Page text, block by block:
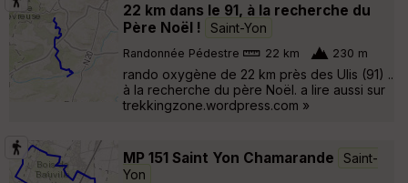
22 km dans le 91, à la recherche du
Père Noël !
Saint-Yon
Randonnée Pédestre 22 km 230 m
rando oxygène de 22 km près des Ulis (91) ..
à la recherche du père Noël. a lire aussi sur
trekkingzone.wordpress.com »
MP 151 Saint Yon Chamarande
Saint-
Yon